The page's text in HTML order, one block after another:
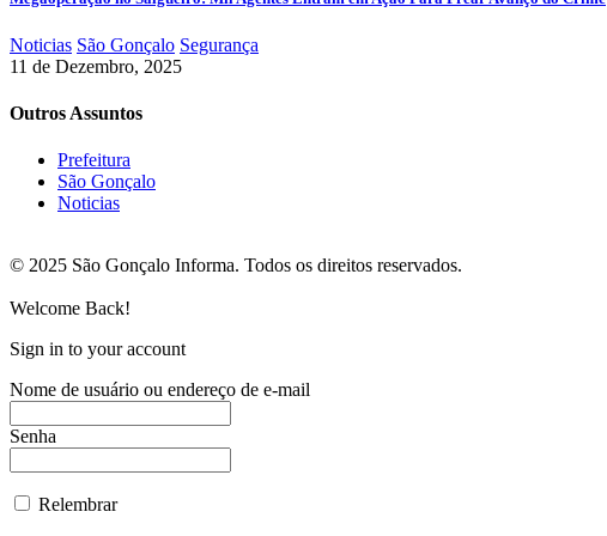
Noticias São Gonçalo Segurança
11 de Dezembro, 2025
Outros Assuntos
Prefeitura
São Gonçalo
Noticias
© 2025 São Gonçalo Informa. Todos os direitos reservados.
Welcome Back!
Sign in to your account
Nome de usuário ou endereço de e-mail
Senha
Relembrar